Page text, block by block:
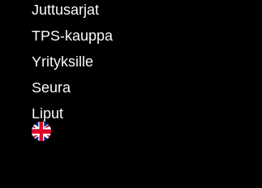
Juttusarjat
TPS-kauppa
Yrityksille
Seura
Liput